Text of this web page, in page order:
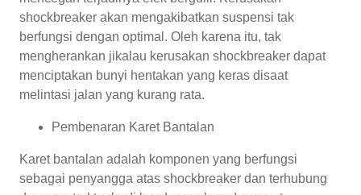
shockbreaker akan mengakibatkan suspensi tak
berfungsi dengan optimal. Oleh karena itu, tak
mengherankan jikalau kerusakan shockbreaker dapat
menciptakan bunyi hentakan yang keras disaat
melintasi jalan yang kurang rata.
Pembenaran Karet Bantalan
Karet bantalan adalah komponen yang berfungsi
sebagai penyangga atas shockbreaker dan terhubung